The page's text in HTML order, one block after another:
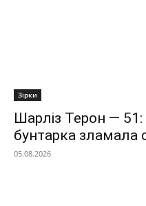
Зірки
Шарліз Терон —
бунтарка зламала
05.08.2026